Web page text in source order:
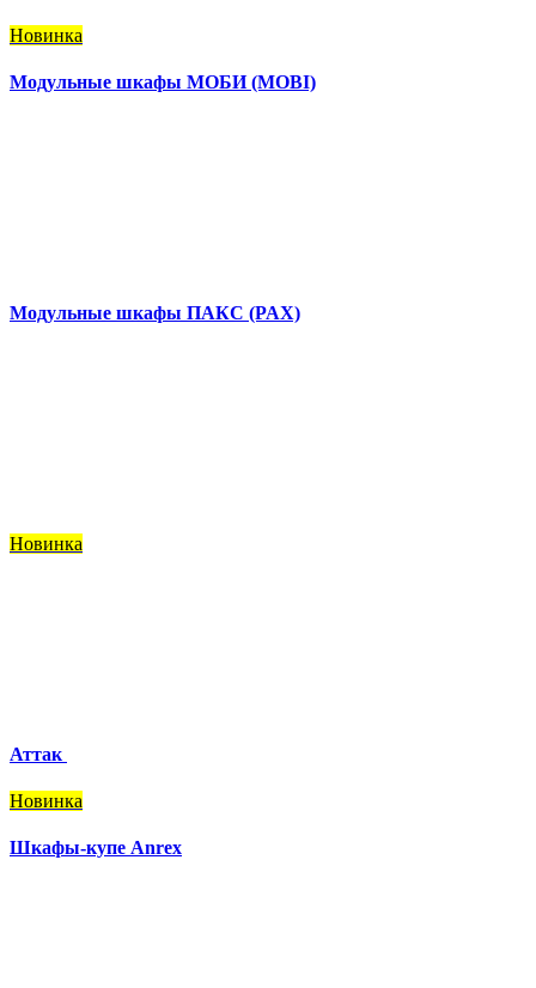
Новинка
Модульные шкафы МОБИ (MOBI)
Модульные шкафы ПАКС (PAX)
Новинка
Аттак
Новинка
Шкафы-купе Anrex